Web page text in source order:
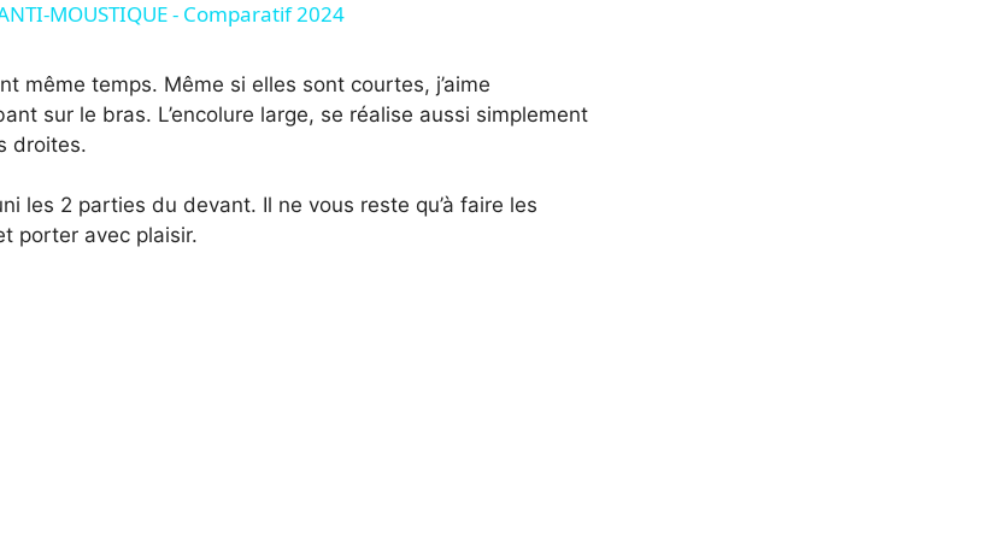
y
i
ANTI-MOUSTIQUE - Comparatif 2024
même temps. Même si elles sont courtes, j’aime
sur le bras. L’encolure large, se réalise aussi simplement
droites.
les 2 parties du devant. Il ne vous reste qu’à faire les
porter avec plaisir.